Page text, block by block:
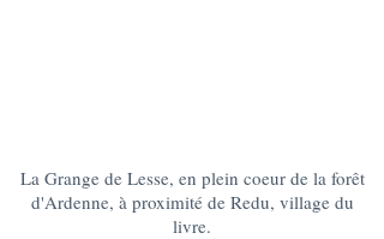
La Grange de Lesse, en plein coeur de la forêt
d'Ardenne, à proximité de Redu, village du
livre.